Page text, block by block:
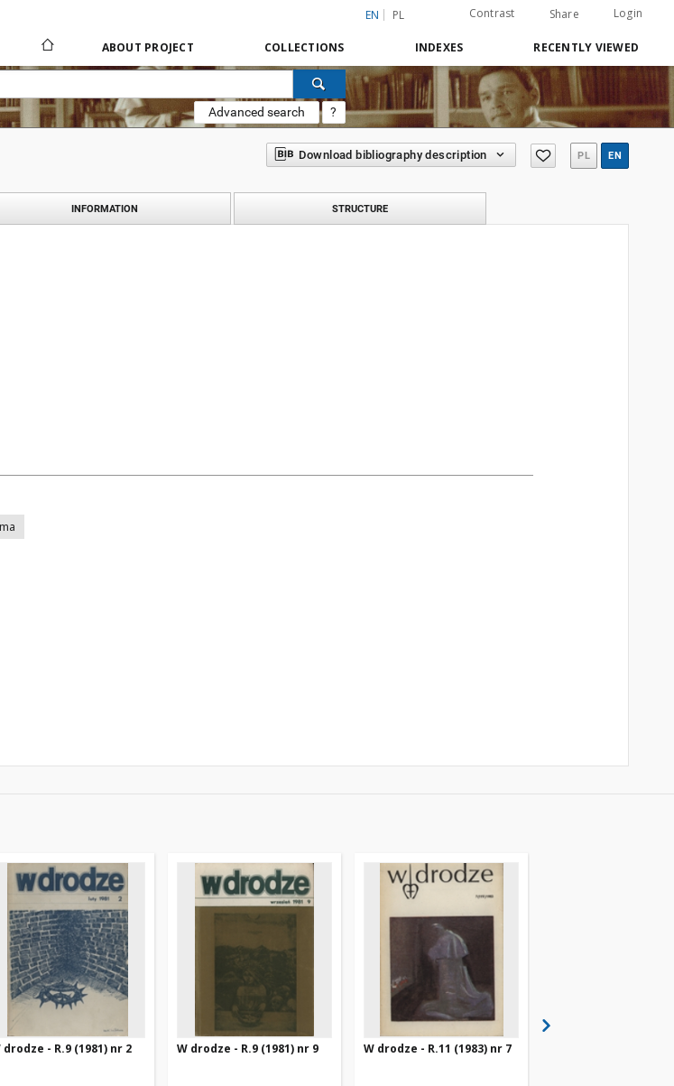
EN PL Contrast Share Login
ABOUT PROJECT COLLECTIONS INDEXES RECENTLY VIEWED
Advanced search ?
Download bibliography description PL EN
INFORMATION STRUCTURE
drodze - R.9 (1981) nr 2 W drodze - R.9 (1981) nr 9 W drodze - R.11 (1983) nr 7